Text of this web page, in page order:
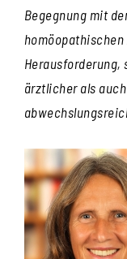
Begegnung mit
Herausforderung,
ärztlicher als